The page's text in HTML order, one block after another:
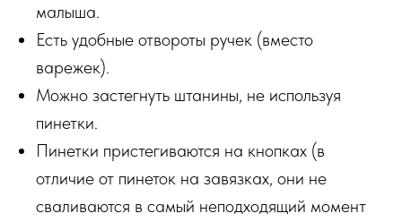
малыша.
Есть удобные отвороты ручек (вместо
варежек).
Можно застегнуть штанины, не используя
пинетки.
Пинетки пристегиваются на кнопках (в
отличие от пинеток на завязках, они не
сваливаются в самый неподходящий момент